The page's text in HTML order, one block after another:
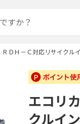
ＤＨ－Ｃ対応リサイクル
エコリ
クルイ